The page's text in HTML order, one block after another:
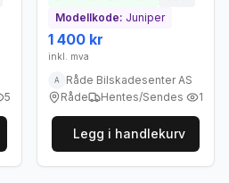
5
Modellkode: Juniper
1 400 kr
inkl. mva
A
Råde Bilskadesenter AS
Råde
Hentes/Sendes 1
Legg i handlekurv